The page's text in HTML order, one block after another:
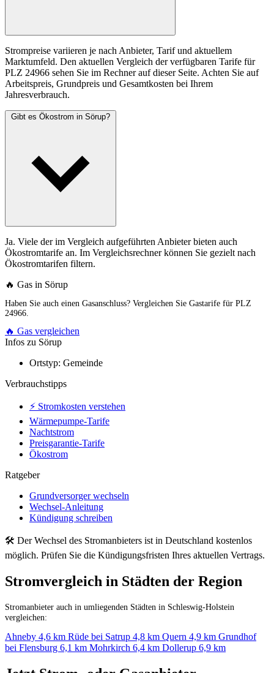
Strompreise variieren je nach Anbieter, Tarif und aktuellem
Marktumfeld. Den aktuellen Vergleich der verfügbaren Tarife für
PLZ 24966 sehen Sie im Rechner auf dieser Seite. Achten Sie auf
Arbeitspreis, Grundpreis und Gesamtkosten bei Ihrem
Jahresverbrauch.
Gibt es Ökostrom in Sörup?
Ja. Viele der im Vergleich aufgeführten Anbieter bieten auch
Ökostromtarife an. Im Vergleichsrechner können Sie gezielt nach
Ökostromtarifen filtern.
🔥 Gas in Sörup
Haben Sie auch einen Gasanschluss? Vergleichen Sie Gastarife für PLZ
24966.
🔥 Gas vergleichen
Infos zu Sörup
Ortstyp: Gemeinde
Verbrauchstipps
⚡ Stromkosten verstehen
Wärmepumpe-Tarife
Nachtstrom
Preisgarantie-Tarife
Ökostrom
Ratgeber
Grundversorger wechseln
Wechsel-Anleitung
Kündigung schreiben
🛠 Der Wechsel des Stromanbieters ist in Deutschland kostenlos
möglich. Prüfen Sie die Kündigungsfristen Ihres aktuellen Vertrags.
Stromvergleich in Städten der Region
Stromanbieter auch in umliegenden Städten in Schleswig-Holstein
vergleichen:
Ahneby 4,6 km Rüde bei Satrup 4,8 km Quern 4,9 km Grundhof
bei Flensburg 6,1 km Mohrkirch 6,4 km Dollerup 6,9 km